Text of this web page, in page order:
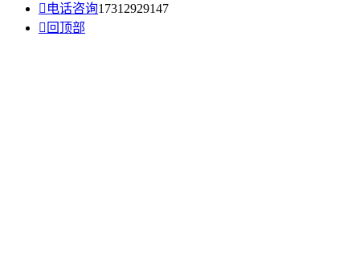
 电话咨询17312929147
 回顶部